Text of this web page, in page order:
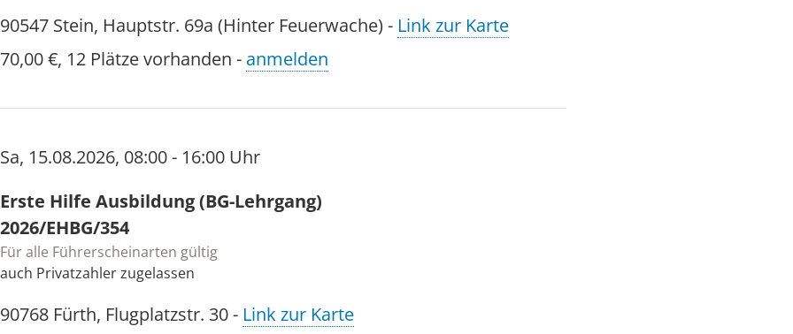
90547 Stein, Hauptstr. 69a (Hinter Feuerwache) - Link zur Karte
70,00 €, 12 Plätze vorhanden - anmelden
Sa, 15.08.2026, 08:00 - 16:00 Uhr
Erste Hilfe Ausbildung (BG-Lehrgang)
2026/EHBG/354
Für alle Führerscheinarten gültig
auch Privatzahler zugelassen
90768 Fürth, Flugplatzstr. 30- Link zur Karte